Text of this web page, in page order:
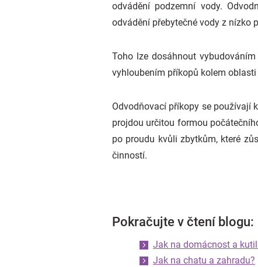
odvádění podzemní vody.
odvádění přebytečné vody z nízko
Toho lze dosáhnout
vyhloubením příkopů kolem
Odvodňovací příkopy se používají
projdou určitou formou
po proudu kvůli zbytkům, které
činností.
Pokračujte v čtení blogu:
Jak na domácnost a
Jak na chatu a zahradu?